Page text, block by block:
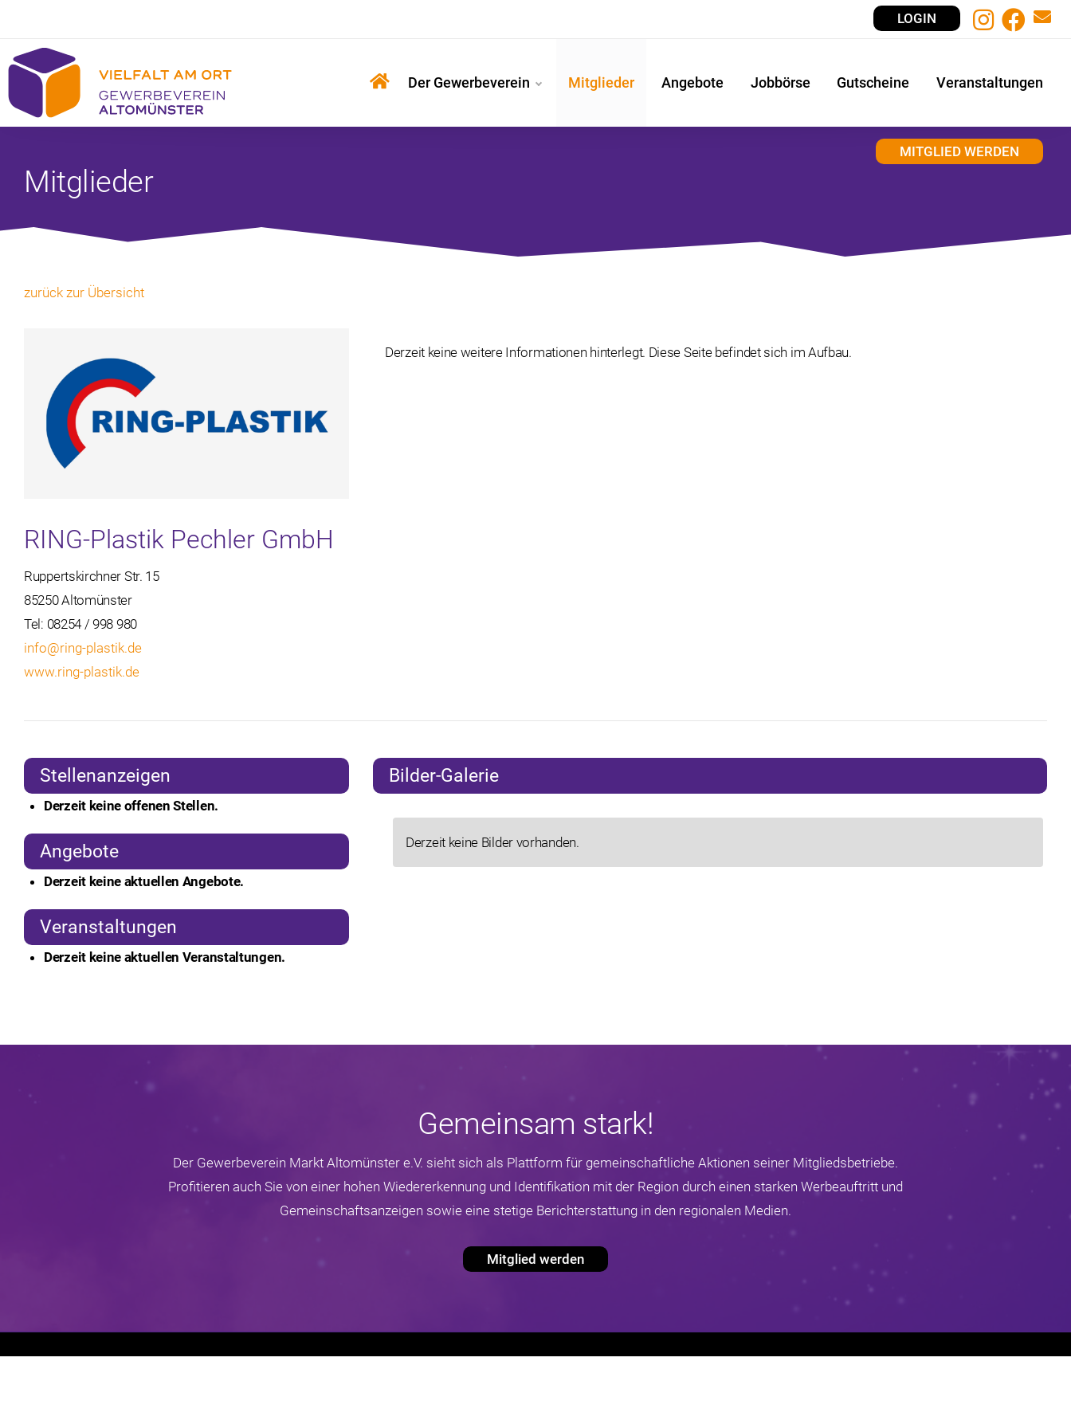
LOGIN
Der Gewerbeverein Mitglieder Angebote Jobbörse Gutscheine Veranstaltungen
MITGLIED WERDEN
Mitglieder
zurück zur Übersicht
RING-Plastik Pechler GmbH
Ruppertskirchner Str. 15
85250 Altomünster
Tel: 08254 / 998 980
info@ring-plastik.de
www.ring-plastik.de
Derzeit keine weitere Informationen hinterlegt. Diese Seite befindet sich im Aufbau.
Stellenanzeigen
Derzeit keine offenen Stellen.
Angebote
Derzeit keine aktuellen Angebote.
Veranstaltungen
Derzeit keine aktuellen Veranstaltungen.
Bilder-Galerie
Derzeit keine Bilder vorhanden.
Gemeinsam stark!
Der Gewerbeverein Markt Altomünster e.V. sieht sich als Plattform für gemeinschaftliche Aktionen seiner Mitgliedsbetriebe.
Profitieren auch Sie von einer hohen Wiedererkennung und Identifikation mit der Region durch einen starken Werbeauftritt und
Gemeinschaftsanzeigen sowie eine stetige Berichterstattung in den regionalen Medien.
Mitglied werden